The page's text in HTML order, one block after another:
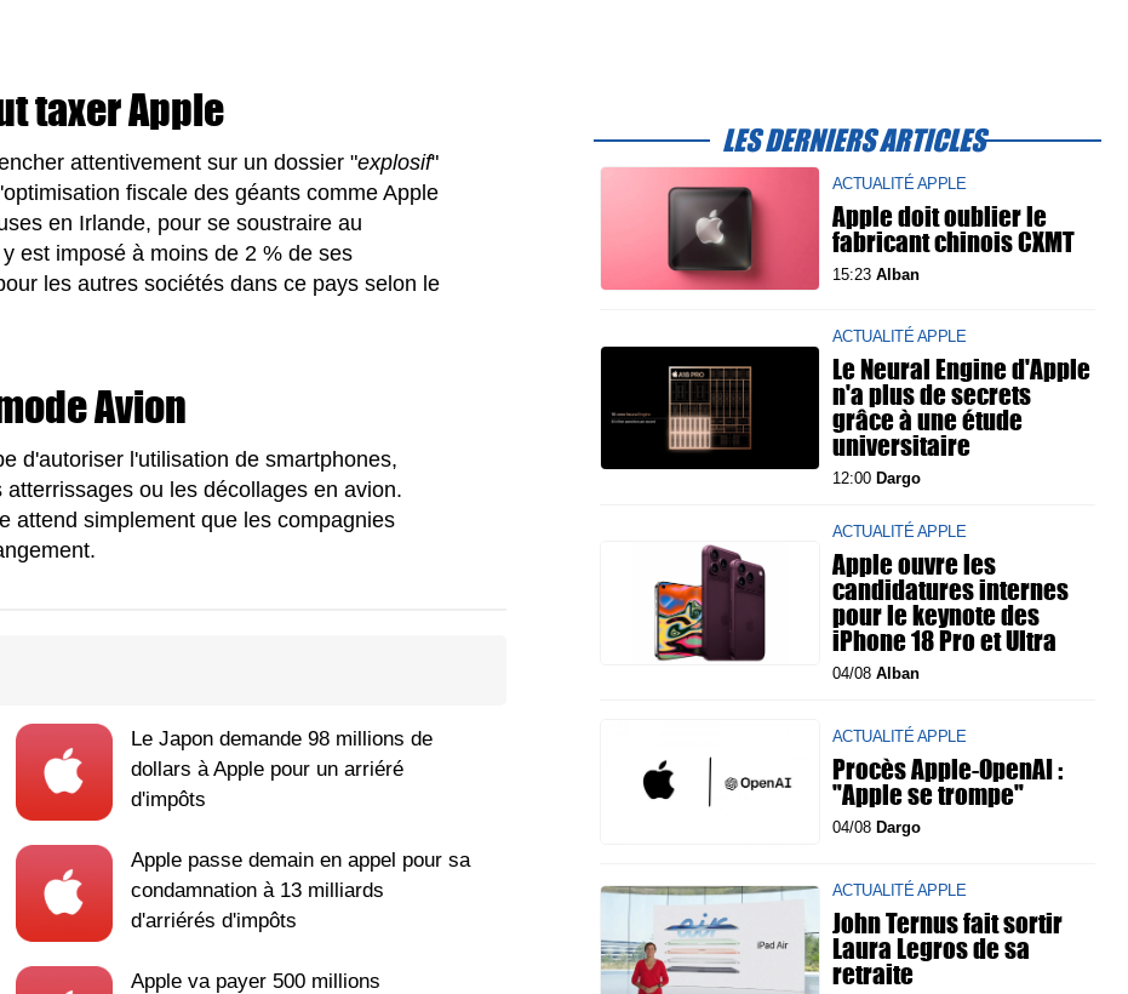
taxer Apple
attentivement sur un dossier "explosif"
fiscale des géants comme Apple
en Irlande, pour se soustraire au
est imposé à moins de 2 % de ses
les autres sociétés dans ce pays selon le
Avion
d'autoriser l'utilisation de smartphones,
ou les décollages en avion.
attend simplement que les compagnies
Le Japon demande 98 millions de
dollars à Apple pour un arriéré
d'impôts
Apple passe demain en appel pour sa
condamnation à 13 milliards
d'arriérés d'impôts
Apple va payer 500 millions
LES DERNIERS ARTICLES
ACTUALITÉ APPLE
Apple doit oublier le
fabricant chinois CXMT
15:23 Alban
ACTUALITÉ APPLE
Le Neural Engine d'Apple
n'a plus de secrets
grâce à une étude
universitaire
12:00 Dargo
ACTUALITÉ APPLE
Apple ouvre les
candidatures internes
pour le keynote des
iPhone 18 Pro et Ultra
04/08 Alban
ACTUALITÉ APPLE
Procès Apple-OpenAI :
"Apple se trompe"
04/08 Dargo
ACTUALITÉ APPLE
John Ternus fait sortir
Laura Legros de sa
retraite